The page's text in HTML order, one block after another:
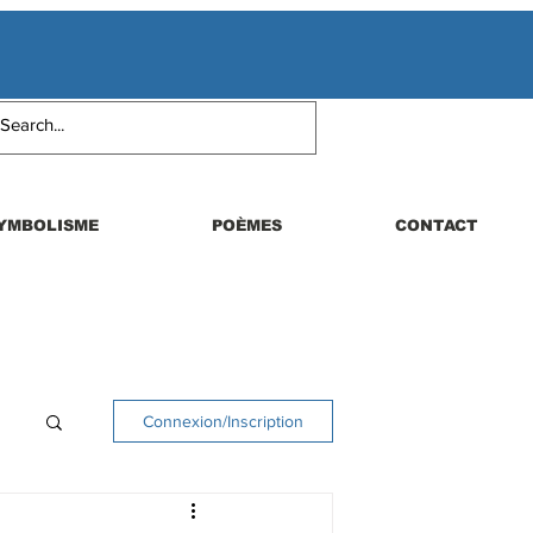
POÈMES CONTACT
Connexion/Inscription